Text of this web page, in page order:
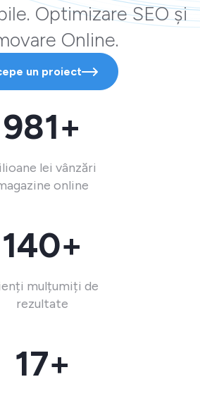
Optimizare SEO și
Online.
un proiect
981+
lei vânzări
online
140+
mulțumiți de
rezultate
17+